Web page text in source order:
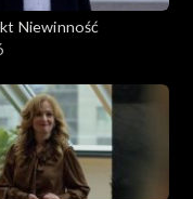
Niewinność